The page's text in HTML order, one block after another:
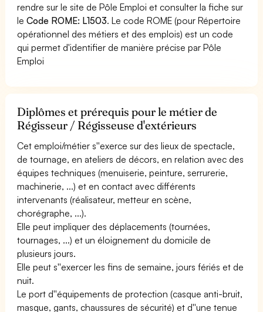
rendre sur le site de Pôle Emploi et consulter la fiche sur
leCode ROME: L1503. Le code ROME (pour Répertoire
opérationnel des métiers et des emplois) est un code
qui permet d'identifier de manière précise par Pôle
Emploi
Diplômes et prérequis pour le métier de
Régisseur / Régisseuse d'extérieurs
Cet emploi/métier s''exerce sur des lieux de spectacle,
de tournage, en ateliers de décors, en relation avec des
équipes techniques (menuiserie, peinture, serrurerie,
machinerie, ...) et en contact avec différents
intervenants (réalisateur, metteur en scène,
chorégraphe, ...).
Elle peut impliquer des déplacements (tournées,
tournages, ...) et un éloignement du domicile de
plusieurs jours.
Elle peut s''exercer les fins de semaine, jours fériés et de
nuit.
Le port d''équipements de protection (casque anti-bruit,
masque, gants, chaussures de sécurité) et d''une tenue